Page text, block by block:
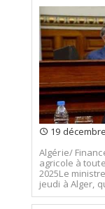
19
Algérie/
agricole à
2025Le
jeudi à Alger,